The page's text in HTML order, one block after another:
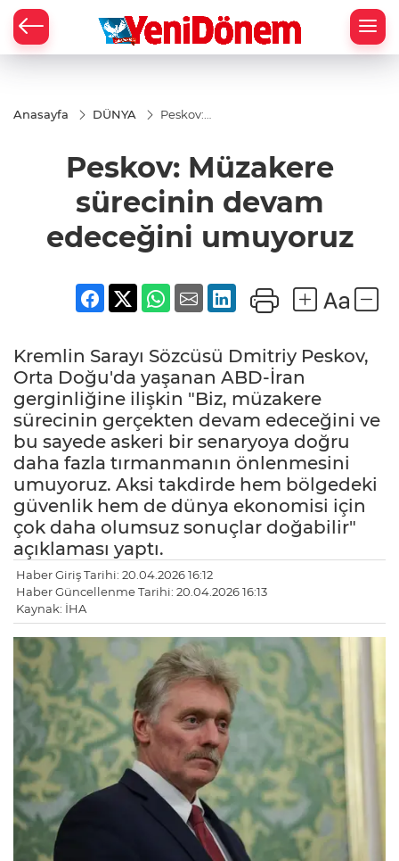
Anasayfa DÜNYA
Peskov:
devam
edeceğini
Peskov: Müzakere
sürecinin devam
edeceğini umuyoruz
Kremlin Sarayı Sözcüsü Dmitriy Peskov,
Orta Doğu'da yaşanan ABD-İran
gerginliğine ilişkin "Biz, müzakere
sürecinin gerçekten devam edeceğini ve
bu sayede askeri bir senaryoya doğru
daha fazla tırmanmanın önlenmesini
umuyoruz. Aksi takdirde hem bölgedeki
güvenlik hem de dünya ekonomisi için
çok daha olumsuz sonuçlar doğabilir"
açıklaması yaptı.
Haber Giriş Tarihi: 20.04.2026 16:12
Haber Güncellenme Tarihi: 20.04.2026 16:13
Kaynak: İHA